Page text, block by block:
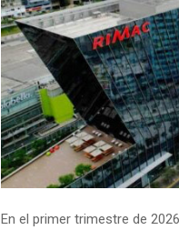
En el primer trimestre de